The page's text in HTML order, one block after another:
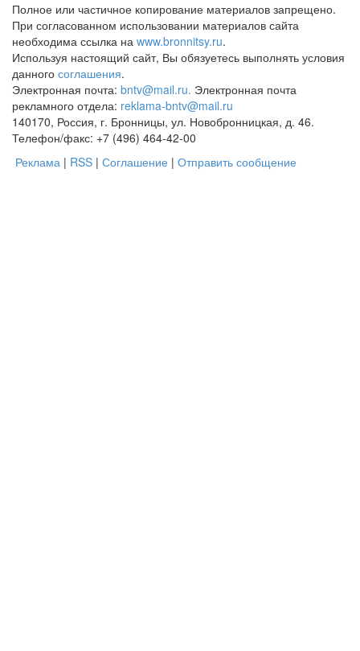
Полное или частичное копирование материалов запрещено.
При согласованном использовании материалов сайта
необходима ссылка на www.bronnitsy.ru.
Используя настоящий сайт, Вы обязуетесь выполнять условия
данного соглашения.
Электронная почта: bntv@mail.ru. Электронная почта
рекламного отдела: reklama-bntv@mail.ru
140170, Россия, г. Бронницы, ул. Новобронницкая, д. 46.
Телефон/факс: +7 (496) 464-42-00
Реклама | RSS | Соглашение | Отправить сообщение